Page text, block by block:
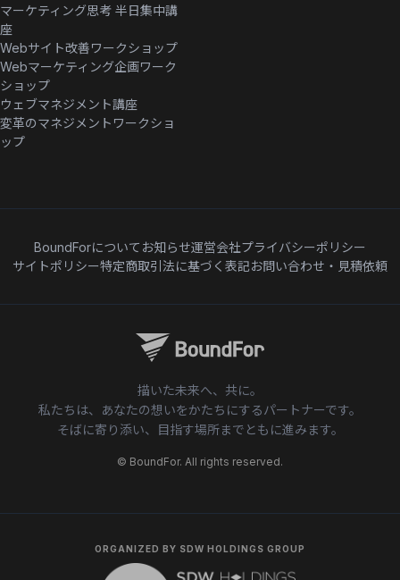
マーケティング思考 半日集中講
座
Webサイト改善ワークショップ
Webマーケティング企画ワーク
ショップ
ウェブマネジメント講座
変革のマネジメントワークショ
ップ
BoundForについて お知らせ運営会社プライバシーポリシー
サイトポリシー特定商取引法に基づく表記お問い合わせ・見積依頼
描いた未来へ、共に。
私たちは、あなたの想いをかたちにするパートナーです。
そばに寄り添い、目指す場所までともに進みます。
© BoundFor. All rights reserved.
ORGANIZED BY SDW HOLDINGS GROUP